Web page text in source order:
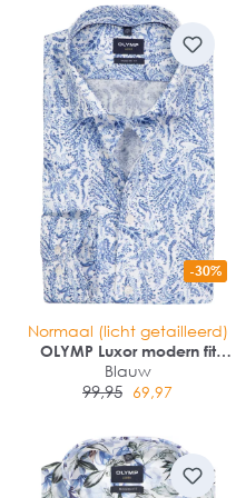
-30%
Normaal (licht getailleerd)
OLYMP Luxor modern fit
overhemd
Blauw
99,95 69,97